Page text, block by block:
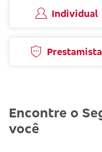
Individual
Prestamista
Encontre o
você